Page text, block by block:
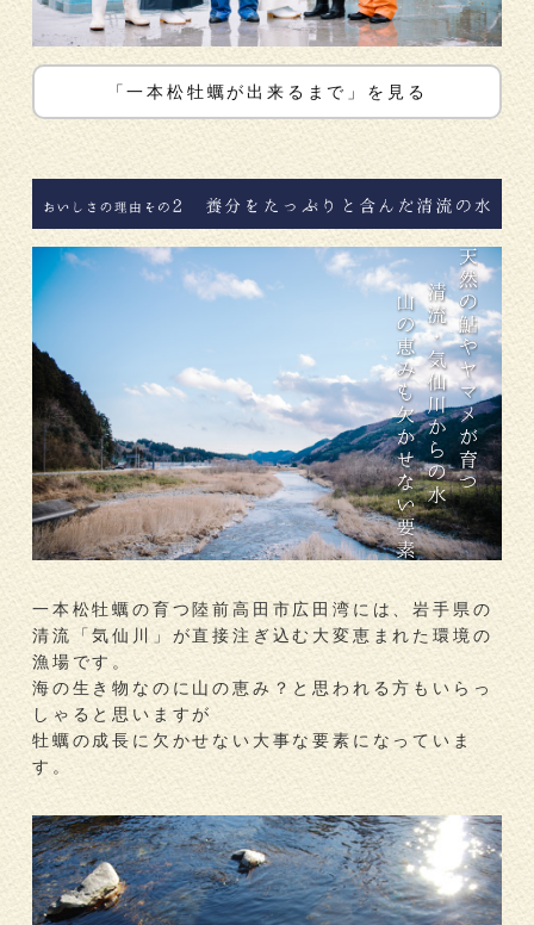
「一本松牡蠣が出来るまで」を見る
一本松牡蠣の育つ陸前高田市広田湾には、岩手県の
清流「気仙川」が直接注ぎ込む大変恵まれた環境の
漁場です。
海の生き物なのに山の恵み？と思われる方もいらっ
しゃると思いますが
牡蠣の成長に欠かせない大事な要素になっていま
す。